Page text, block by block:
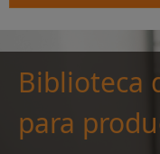
Biblioteca
para